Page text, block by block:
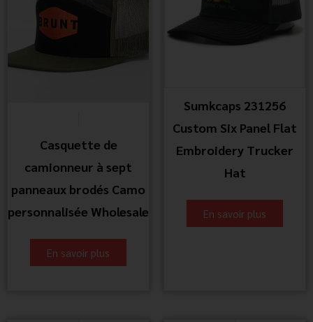
Casquette de
camionneur à sept
panneaux brodés Camo
personnalisée Wholesale
En savoir plus
Sumkcaps 231256
Custom Six Panel Flat
Embroidery Trucker
Hat
En savoir plus